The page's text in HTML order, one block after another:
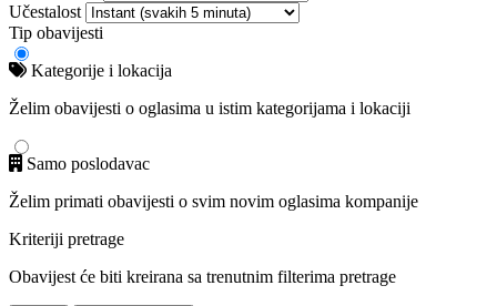
Učestalost
Tip obavijesti
Kategorije i lokacija
Želim obavijesti o oglasima u istim kategorijama i lokaciji
Samo poslodavac
Želim primati obavijesti o svim novim oglasima kompanije
Kriteriji pretrage
Obavijest će biti kreirana sa trenutnim filterima pretrage